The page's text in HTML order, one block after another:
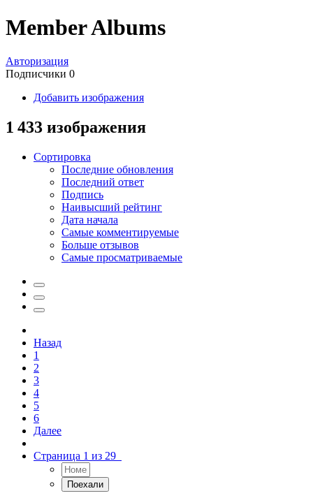
Member Albums
Авторизация
Подписчики 0
Добавить изображения
1 433 изображения
Сортировка
Последние обновления
Последний ответ
Подпись
Наивысший рейтинг
Дата начала
Самые комментируемые
Больше отзывов
Самые просматриваемые
Назад
1
2
3
4
5
6
Далее
Страница 1 из 29